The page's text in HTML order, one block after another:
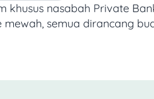
khusus nasabah Private
mewah, semua dirancang